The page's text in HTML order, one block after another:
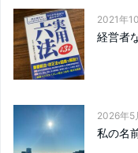
2021年
経営者
2026年5
私の名